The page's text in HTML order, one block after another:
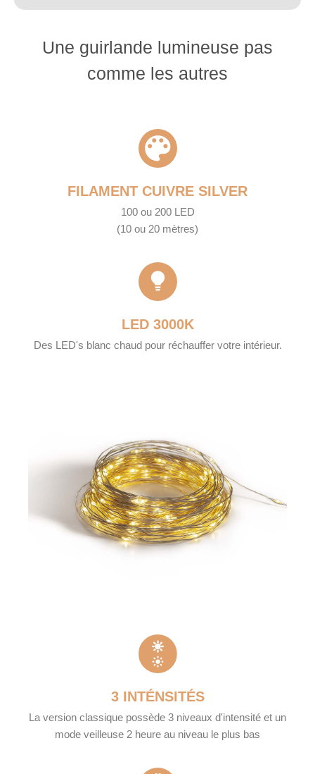
Une guirlande lumineuse pas
comme les autres
FILAMENT CUIVRE SILVER
100 ou 200 LED
(10 ou 20 mètres)
LED 3000K
Des LED's blanc chaud pour réchauffer votre intérieur.
3 INTÉNSITÉS
La version classique possède 3 niveaux d'intensité et un
mode veilleuse 2 heure au niveau le plus bas